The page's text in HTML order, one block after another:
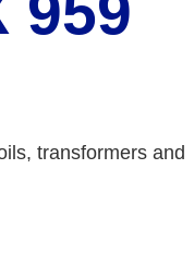
transformers and